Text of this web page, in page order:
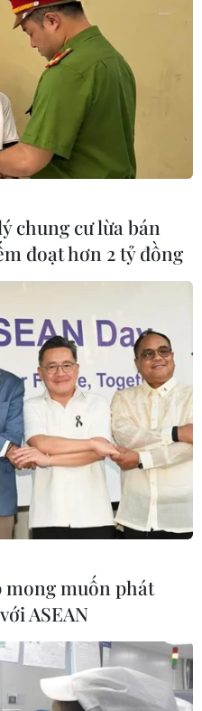
chung cư lừa bán
đoạt hơn 2 tỷ đồng
mong muốn phát
ASEAN